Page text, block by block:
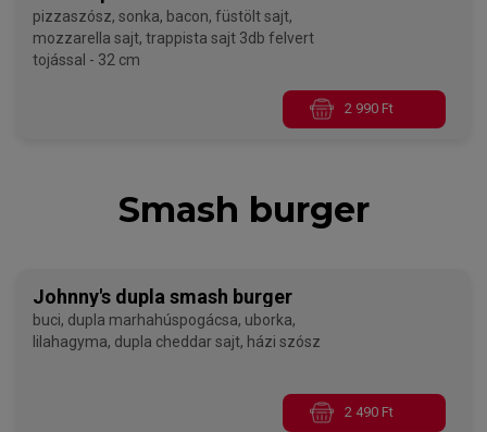
pizzaszósz, sonka, bacon, füstölt sajt,
mozzarella sajt, trappista sajt 3db felvert
tojással - 32 cm
2 990 Ft
Smash burger
Johnny's dupla smash burger
buci, dupla marhahúspogácsa, uborka,
lilahagyma, dupla cheddar sajt, házi szósz
2 490 Ft